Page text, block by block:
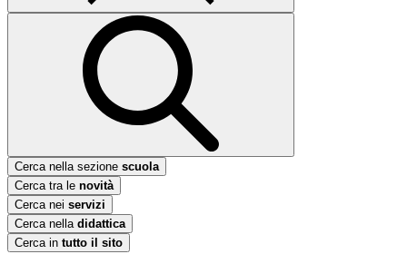
Cerca nella sezione scuola
Cerca tra le novità
Cerca nei servizi
Cerca nella didattica
Cerca in tutto il sito